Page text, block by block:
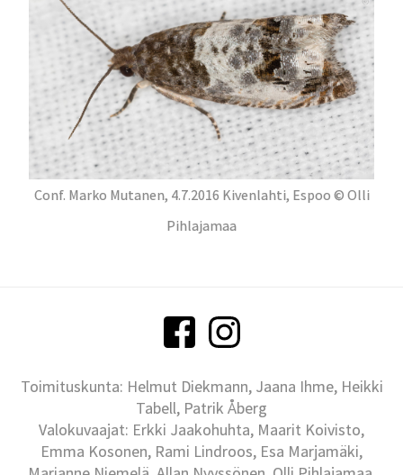
Conf. Marko Mutanen, 4.7.2016 Kivenlahti, Espoo © Olli
Pihlajamaa
Toimituskunta: Helmut Diekmann, Jaana Ihme, Heikki
Tabell, Patrik Åberg
Valokuvaajat: Erkki Jaakohuhta, Maarit Koivisto,
Emma Kosonen, Rami Lindroos, Esa Marjamäki,